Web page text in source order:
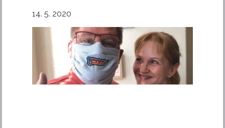
14. 5. 2020